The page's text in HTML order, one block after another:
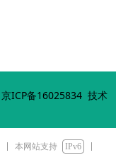
京ICP备16025834 技术
本网站支持
IPv6